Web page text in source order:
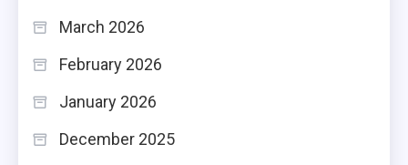
March 2026
February 2026
January 2026
December 2025